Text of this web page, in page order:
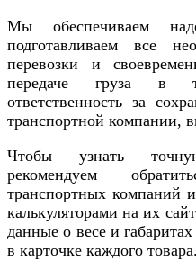
Мы обеспечиваем
подготавливаем все
перевозки и
передаче груза в
ответственность за
транспортной компании,
Чтобы узнать
рекомендуем
транспортных компаний
калькуляторами на их
данные о весе и
в карточке каждого товара.